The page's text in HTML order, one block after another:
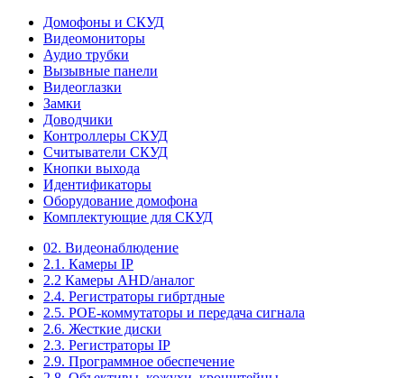
Домофоны и СКУД
Видеомониторы
Аудио трубки
Вызывные панели
Видеоглазки
Замки
Доводчики
Контроллеры СКУД
Считыватели СКУД
Кнопки выхода
Идентификаторы
Оборудование домофона
Комплектующие для СКУД
02. Видеонаблюдение
2.1. Камеры IP
2.2 Камеры AHD/аналог
2.4. Регистраторы гибртдные
2.5. РОЕ-коммутаторы и передача сигнала
2.6. Жесткие диски
2.3. Регистраторы IP
2.9. Программное обеспечение